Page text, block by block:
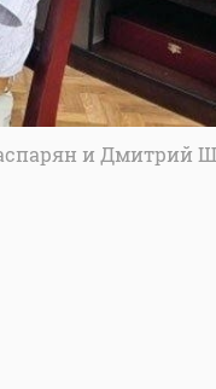
и Дмитрий